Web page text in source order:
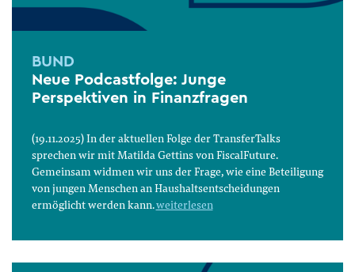
BUND
Neue Podcastfolge: Junge
Perspektiven in Finanzfragen
(19.11.2025) In der aktuellen Folge der TransferTalks
sprechen wir mit Matilda Gettins von FiscalFuture.
Gemeinsam widmen wir uns der Frage, wie eine Beteiligung
von jungen Menschen an Haushaltsentscheidungen
ermöglicht werden kann.weiterlesen